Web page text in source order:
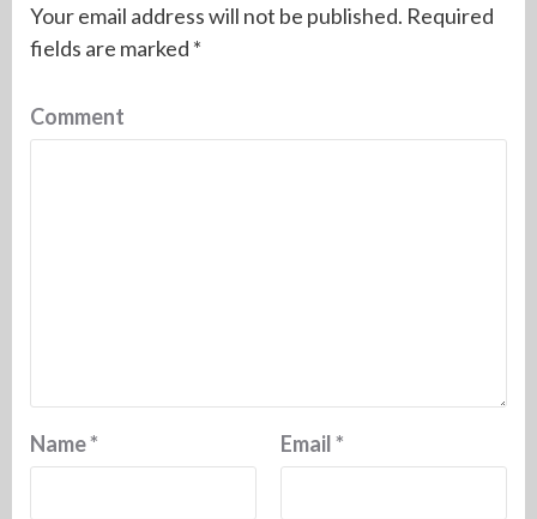
Your email address will not be published. Required
fields are marked *
Comment
Name* Email*